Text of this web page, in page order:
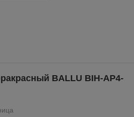
BALLU BIH-AP4-